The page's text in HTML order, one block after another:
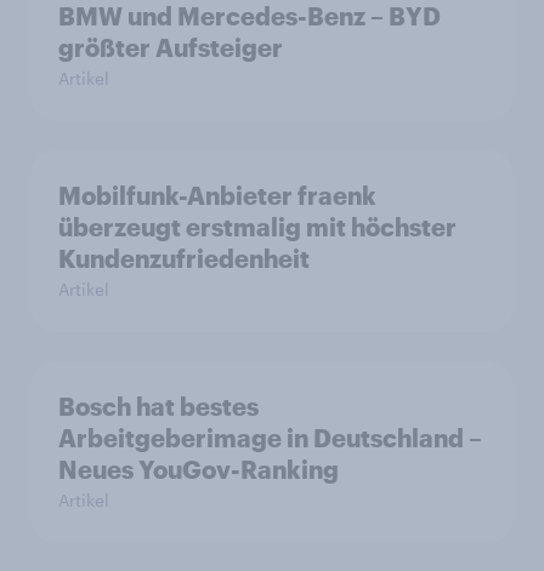
BMW und Mercedes-Benz – BYD
größter Aufsteiger
Artikel
Mobilfunk-Anbieter fraenk
überzeugt erstmalig mit höchster
Kundenzufriedenheit
Artikel
Bosch hat bestes
Arbeitgeberimage in Deutschland –
Neues YouGov-Ranking
Artikel